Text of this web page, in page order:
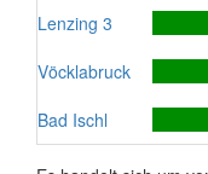
Lenzing 3
Vöcklabruck
Bad Ischl